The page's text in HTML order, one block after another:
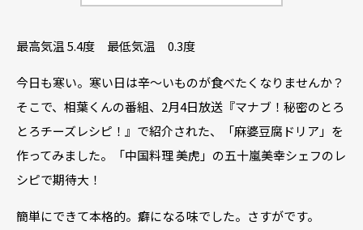
最高気温 5.4度 最低気温 0.3度
今日も寒い。寒い日は辛～いものが食べたくなりませんか？
そこで、相葉くんの番組、2月4日放送『マナブ！秘密のとろ
とろチーズレシピ！』で紹介された、「麻婆豆腐ドリア」を
作ってみました。「中国料理 美虎」の五十嵐美幸シェフのレ
シピで期待大！
簡単にできて本格的。癖になる味でした。さすがです。